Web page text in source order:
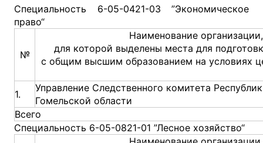
Специальность 6-05-0421-03 ”Экономическое
право“
№
Наименование организации,
для которой выделены места для
с общим высшим образованием на условиях
1.
Управление Следственного комитета
Гомельской области
Всего
Специальность 6-05-0821-01 ”Лесное хозяйство“